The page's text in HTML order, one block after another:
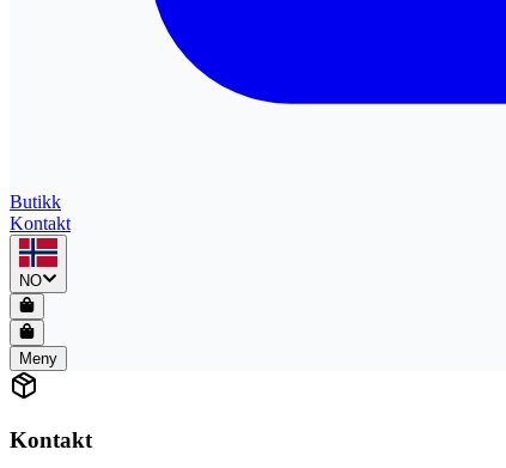
Butikk
Kontakt
NO
Meny
Kontakt